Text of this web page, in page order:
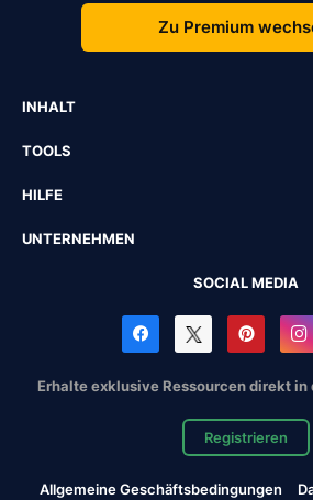
Zu Premium
INHALT
TOOLS
HILFE
UNTERNEHMEN
SOCIAL MEDIA
Erhalte exklusive Ressourcen direkt in
Registrieren
Allgemeine Geschäftsbedingungen